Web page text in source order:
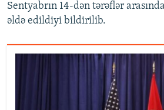
Sentyabrın 14-dən tərəflər
əldə edildiyi bildirilib.